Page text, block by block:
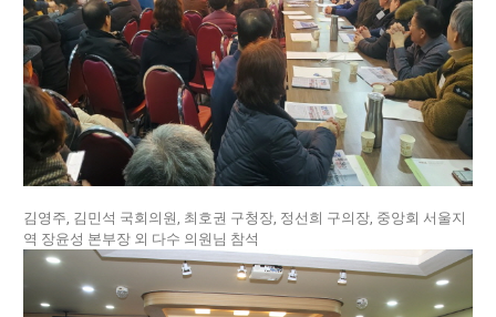
김영주, 김민석 국회의원, 최호권 구청장, 정선희 구의장, 중앙회 서울지
역 장윤성 본부장 외 다수 의원님 참석